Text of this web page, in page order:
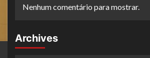
Nenhum comentário para mostrar.
Archives